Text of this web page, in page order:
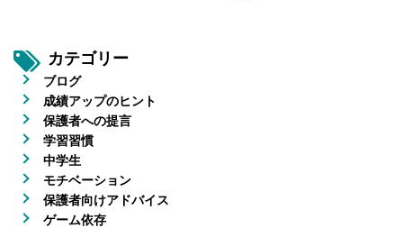
カテゴリー
ブログ
成績アップのヒント
保護者への提言
学習習慣
中学生
モチベーション
保護者向けアドバイス
ゲーム依存